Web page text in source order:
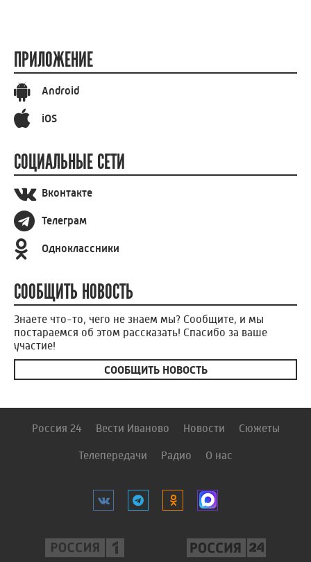
ПРИЛОЖЕНИЕ
Android
iOS
СОЦИАЛЬНЫЕ СЕТИ
Вконтакте
Телеграм
Одноклассники
СООБЩИТЬ НОВОСТЬ
Знаете что-то, чего не знаем мы? Сообщите, и мы
постараемся об этом рассказать! Спасибо за ваше
участие!
СООБЩИТЬ НОВОСТЬ
Россия 24 Вести Иваново Новости Сюжеты
Телепередачи Радио О нас